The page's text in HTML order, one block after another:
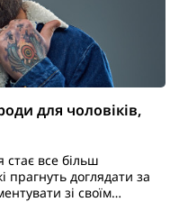
для чоловіків,
стає все більш
прагнуть доглядати за
зі своїм